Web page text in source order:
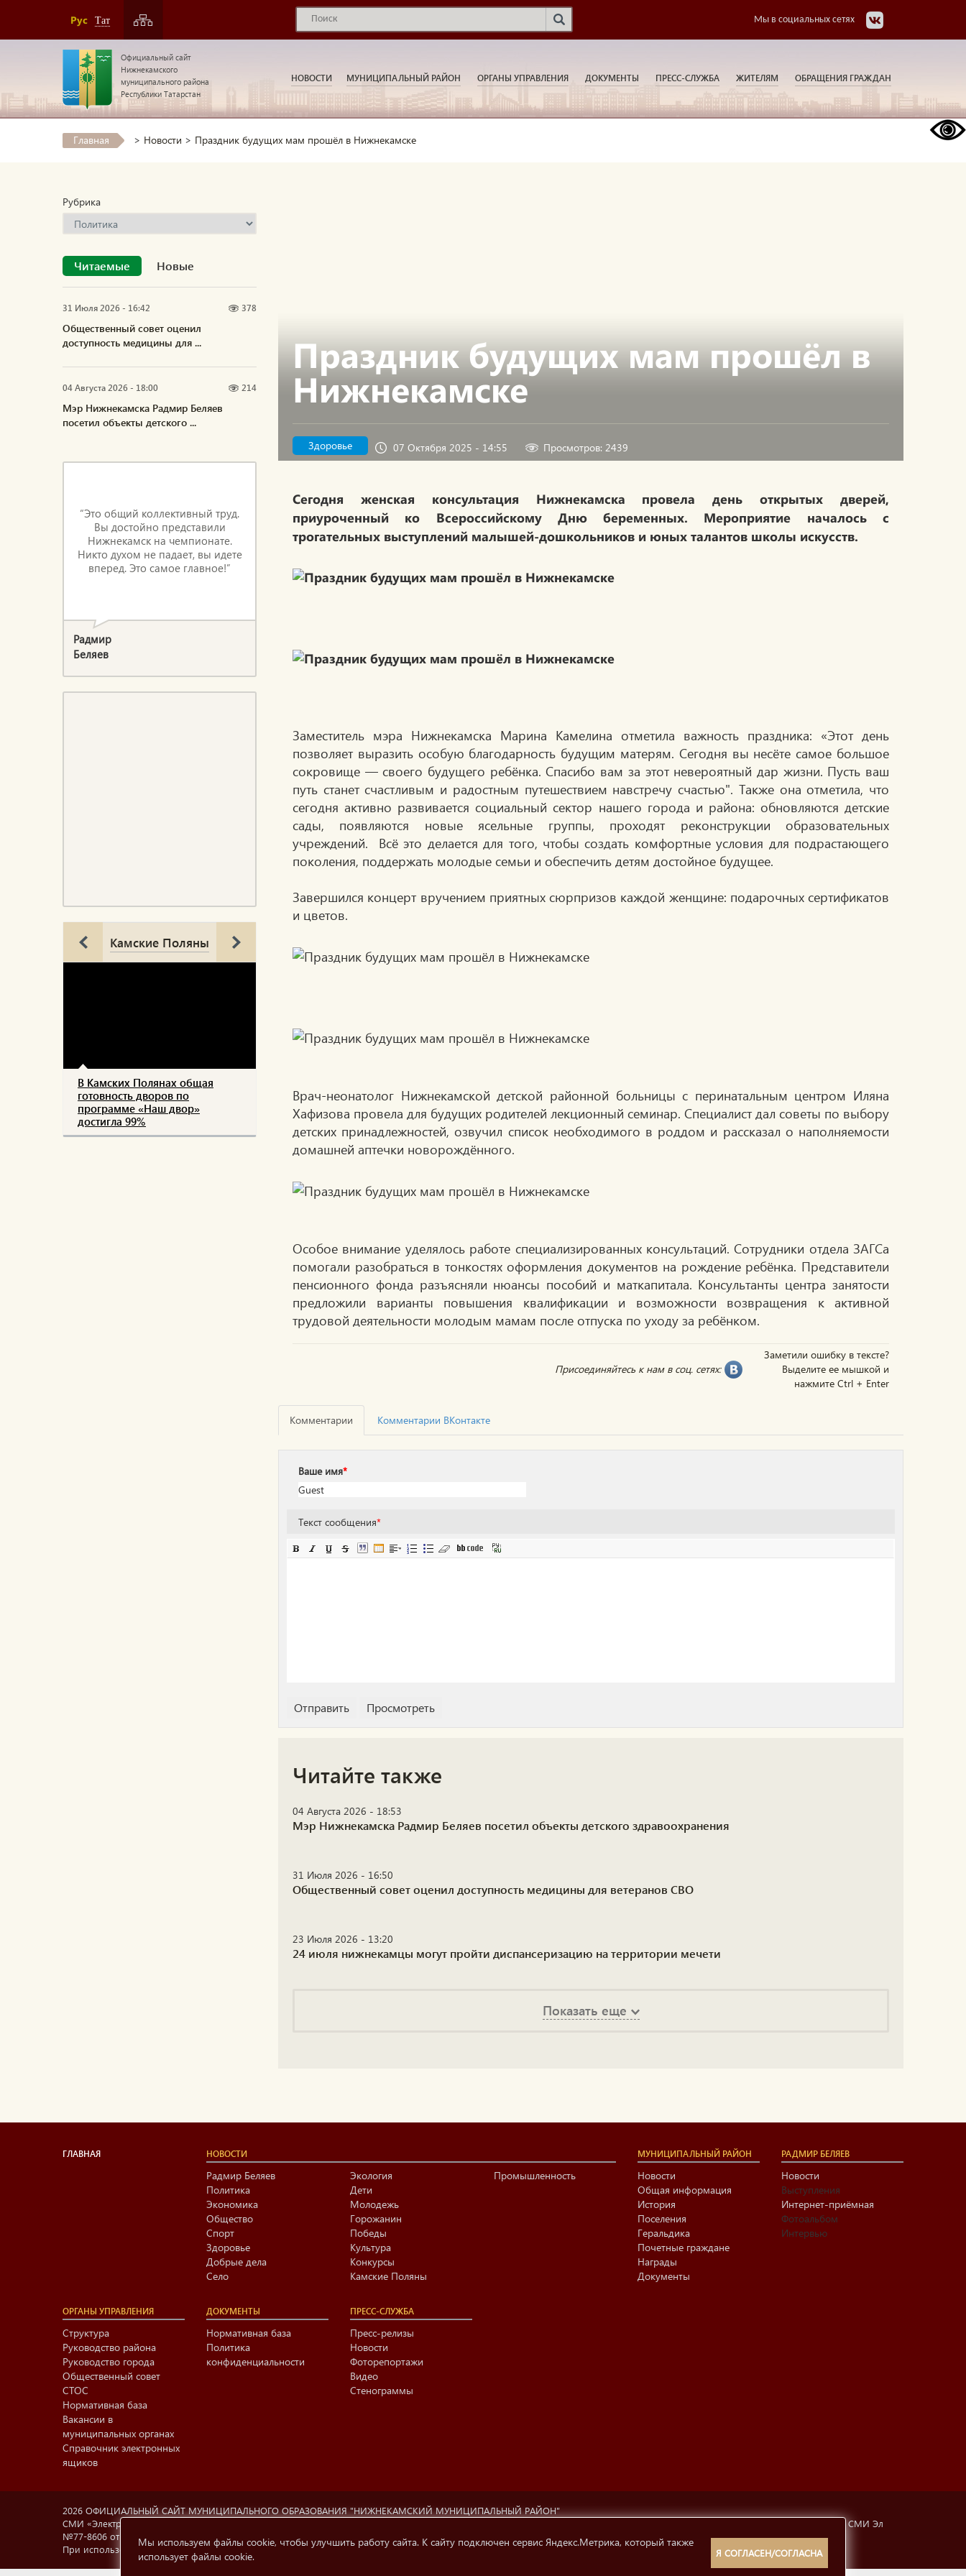
Рус Тат Мы в социальных сетях
Официальный сайт
Нижнекамского
муниципального района
Республики Татарстан
НОВОСТИ МУНИЦИПАЛЬНЫЙ РАЙОН ОРГАНЫ УПРАВЛЕНИЯ ДОКУМЕНТЫ ПРЕСС-СЛУЖБА ЖИТЕЛЯМ ОБРАЩЕНИЯ ГРАЖДАН
Главная > Новости > Праздник будущих мам прошёл в Нижнекамске
Рубрика
Читаемые Новые
31 Июля 2026 - 16:42 378
Общественный совет оценил
доступность медицины для ...
04 Августа 2026 - 18:00 214
Мэр Нижнекамска Радмир Беляев
посетил объекты детского ...
“Это общий коллективный труд.
Вы достойно представили
Нижнекамск на чемпионате.
Никто духом не падает, вы идете
вперед. Это самое главное!”
Радмир
Беляев
Камские Поляны
В Камских Полянах общая
готовность дворов по
программе «Наш двор»
достигла 99%
Праздник будущих мам прошёл в
Нижнекамске
Здоровье 07 Октября 2025 - 14:55 Просмотров: 2439
Сегодня женская консультация Нижнекамска провела день открытых дверей,
приуроченный ко Всероссийскому Дню беременных. Мероприятие началось с
трогательных выступлений малышей-дошкольников и юных талантов школы искусств.
Заместитель мэра Нижнекамска Марина Камелина отметила важность праздника: «Этот день
позволяет выразить особую благодарность будущим матерям. Сегодня вы несёте самое большое
сокровище — своего будущего ребёнка. Спасибо вам за этот невероятный дар жизни. Пусть ваш
путь станет счастливым и радостным путешествием навстречу счастью". Также она отметила, что
сегодня активно развивается социальный сектор нашего города и района: обновляются детские
сады, появляются новые ясельные группы, проходят реконструкции образовательных
учреждений. Всё это делается для того, чтобы создать комфортные условия для подрастающего
поколения, поддержать молодые семьи и обеспечить детям достойное будущее.
Завершился концерт вручением приятных сюрпризов каждой женщине: подарочных сертификатов
и цветов.
Врач-неонатолог Нижнекамской детской районной больницы с перинатальным центром Иляна
Хафизова провела для будущих родителей лекционный семинар. Специалист дал советы по выбору
детских принадлежностей, озвучил список необходимого в роддом и рассказал о наполняемости
домашней аптечки новорождённого.
Особое внимание уделялось работе специализированных консультаций. Сотрудники отдела ЗАГСа
помогали разобраться в тонкостях оформления документов на рождение ребёнка. Представители
пенсионного фонда разъясняли нюансы пособий и маткапитала. Консультанты центра занятости
предложили варианты повышения квалификации и возможности возвращения к активной
трудовой деятельности молодым мамам после отпуска по уходу за ребёнком.
Заметили ошибку в тексте?
Выделите ее мышкой и
нажмите Ctrl + Enter
Присоединяйтесь к нам в соц. сетях:
Комментарии Комментарии ВКонтакте
Ваше имя*
Текст сообщения*
Читайте также
04 Августа 2026 - 18:53
Мэр Нижнекамска Радмир Беляев посетил объекты детского здравоохранения
31 Июля 2026 - 16:50
Общественный совет оценил доступность медицины для ветеранов СВО
23 Июля 2026 - 13:20
24 июля нижнекамцы могут пройти диспансеризацию на территории мечети
Показать еще
ГЛАВНАЯ НОВОСТИ
Радмир Беляев
Политика
Экономика
Общество
Спорт
Здоровье
Добрые дела
Село
Экология
Дети
Молодежь
Горожанин
Победы
Культура
Конкурсы
Камские Поляны
Промышленность
МУНИЦИПАЛЬНЫЙ РАЙОН
Новости
Общая информация
История
Поселения
Геральдика
Почетные граждане
Награды
Документы
РАДМИР БЕЛЯЕВ
Новости
Выступления
Интернет-приёмная
Фотоальбом
Интервью
ОРГАНЫ УПРАВЛЕНИЯ
Структура
Руководство района
Руководство города
Общественный совет
СТОС
Нормативная база
Вакансии в
муниципальных органах
Справочник электронных
ящиков
ДОКУМЕНТЫ
Нормативная база
Политика
конфиденциальности
ПРЕСС-СЛУЖБА
Пресс-релизы
Новости
Фоторепортажи
Видео
Стенограммы
2026 ОФИЦИАЛЬНЫЙ САЙТ МУНИЦИПАЛЬНОГО ОБРАЗОВАНИЯ "НИЖНЕКАМСКИЙ МУНИЦИПАЛЬНЫЙ РАЙОН"
СМИ «Электронный Нижнекамск», учредитель МАУ «Информационный центр г. Нижнекамска» (423570 РФ, РТ, г.Нижнекамск, ул. Ахтубинская, 6а). Свидетельство о регистрации СМИ Эл
№77-8606 от 12.02.2004, Министерство РФ по делам печати, телерадиовещания и СМК.
При использовании материалов с сайта e-nkama.ruссылка на источник информации обязательна.Условия использования информации12+
Мы используем файлы cookie, чтобы улучшить работу сайта. К сайту подключен сервис Яндекс.Метрика, который также
использует файлы cookie. Я СОГЛАСЕН/СОГЛАСНА